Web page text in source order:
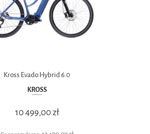
Kross Evado Hybrid 6.0
KROSS
10 499,00 zł